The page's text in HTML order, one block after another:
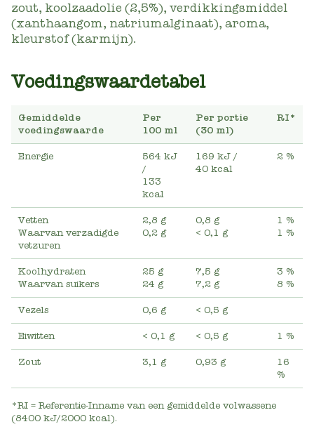
zout, koolzaadolie (2,5%), verdikkingsmiddel
(xanthaangom, natriumalginaat), aroma,
kleurstof (karmijn).
Voedingswaardetabel
Gemiddelde
voedingswaarde
Per
100 ml
Per portie
(30 ml)
RI*
Energie
564 kJ
/
133
kcal
169 kJ /
40 kcal
2 %
Vetten 2,8 g 0,8 g
1 %
Waarvan verzadigde
vetzuren
0,2 g < 0,1 g 1 %
Koolhydraten 25 g 7,5 g
3 %
Waarvan suikers
24 g 7,2 g 8 %
Vezels 0,6 g < 0,5 g
Eiwitten < 0,1 g < 0,5 g 1 %
Zout 3,1 g 0,93 g
16
%
*RI = Referentie-Inname van een gemiddelde volwassene
(8400 kJ/2000 kcal).